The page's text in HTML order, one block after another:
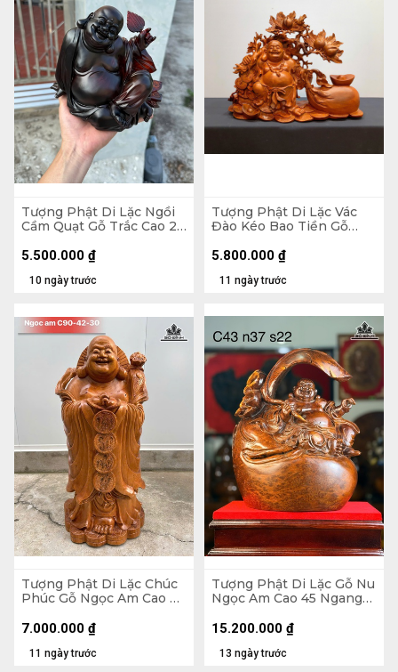
Tượng Phật Di Lặc Ngồi
Cầm Quạt Gỗ Trắc Cao 20
10 ngày trước
5.500.000 ₫
Tượng Phật Di Lặc Vác
Đào Kéo Bao Tiền Gỗ
Sâu 18 (cm)
11 ngày trước
5.800.000 ₫
Tượng Phật Di Lặc Chúc
Phúc Gỗ Ngọc Am Cao 90
11 ngày trước
7.000.000 ₫
Tượng Phật Di Lặc Gỗ Nu
Ngọc Am Cao 45 Ngang
13 ngày trước
15.200.000 ₫